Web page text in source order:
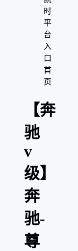
时
平
台
入
口
首
页
【奔
驰
v
级】
奔
驰-
尊